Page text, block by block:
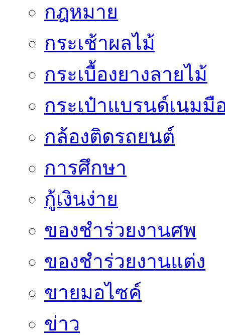
กฎหมาย
กระเช้าผลไม้
กระเบื้องยางลายไม้
กระเป๋าแบรนด์เนมมื
กล้องติดรถยนต์
การศึกษา
กู้เงินง่าย
ของชำร่วยงานศพ
ของชำร่วยงานแต่ง
ขายมอไซค์
ข่าว